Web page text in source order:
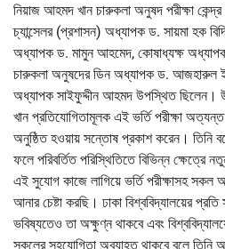
নিয়াজ আহমদ খান চারুকলা অনুষদ পরীক্ষা
চ্যান্সেলর (প্রশাসন) অধ্যাপক ড. সায়মা হক
অধ্যাপক ড. মামুন আহমেদ, কোষাধ্যক্ষ
চারুকলা অনুষদের ডিন অধ্যাপক ড. আজহারুল
অধ্যাপক সাইফুদ্দীন আহমদ উপস্থিত ছিলেন।
খান প্রতিযোগিতামূলক এই ভর্তি পরীক্ষা
অনুষ্ঠিত হওয়ায় সন্তোষ প্রকাশ করেন। তিনি
ফলে পরিবর্তিত পরিস্থিতিতে বিভিন্ন ক্ষেত্রে
এই সুযোগ কাজে লাগিয়ে ভর্তি পরীক্ষাসহ
আনার চেষ্টা করছি। ঢাকা বিশ্ববিদ্যালয়ের
ভবিষ্যতেও তা অক্ষুণ্ন থাকবে এবং
সকলের সহযোগিতা অব্যাহত থাকবে বলে তিনি